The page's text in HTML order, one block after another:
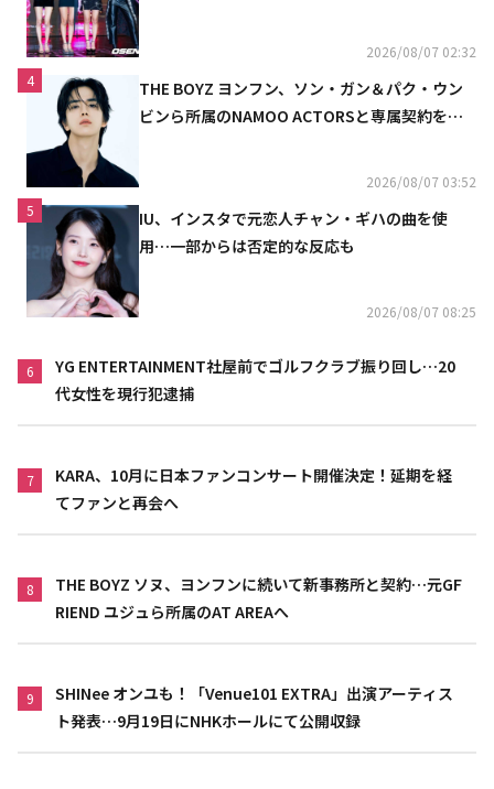
2026/08/07 02:32
4
THE BOYZ ヨンフン、ソン・ガン＆パク・ウン
ビンら所属のNAMOO ACTORSと専属契約を締
2026/08/07 03:52
5
IU、インスタで元恋人チャン・ギハの曲を使
用…一部からは否定的な反応も
2026/08/07 08:25
6
YG ENTERTAINMENT社屋前でゴルフクラブ振り回し…20
代女性を現行犯逮捕
7
KARA、10月に日本ファンコンサート開催決定！延期を経
てファンと再会へ
8
THE BOYZ ソヌ、ヨンフンに続いて新事務所と契約…元GF
RIEND ユジュら所属のAT AREAへ
9
SHINee オンユも！「Venue101 EXTRA」出演アーティス
ト発表…9月19日にNHKホールにて公開収録